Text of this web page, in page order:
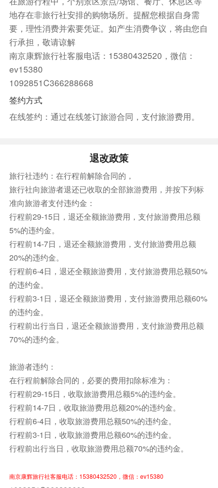
第12天
酒店内
乘车前往布达佩斯机场
由布达佩斯搭乘航班直飞返回上海。
（具体航班信息请在预定下一步中查看）
机上套餐
中餐：自理
晚餐：自理
住宿
夜宿飞机
第13天 上海❤
抵达上海，团队顺利结束！
请将您的护照、登机牌交予领队，以便递交领馆进
行销签工作。
餐饮
早餐：自理
住宿
无需住宿
地存在非旅行社安排的购物场所。提醒您根据自身需
要，理性消费并索要凭证。如产生消费争议，将由您自
行承担，敬请谅解
南京康辉旅行社客服电话：15380432520，微信：
ev15380
1092851C366288668
签约方式
在线签约：通过在线签订旅游合同，支付旅游费用。
退改政策
旅行社违约：在行程前解除合同的，
旅行社向旅游者退还已收取的全部旅游费用，并按下列标
准向旅游者支付违约金：
行程前29-15日，退还全额旅游费用，支付旅游费用总额
5%的违约金。
行程前14-7日，退还全额旅游费用，支付旅游费用总额
20%的违约金。
行程前6-4日，退还全额旅游费用，支付旅游费用总额50%
的违约金。
行程前3-1日，退还全额旅游费用，支付旅游费用总额60%
的违约金。
行程前出行当日，退还全额旅游费用，支付旅游费用总额
70%的违约金。
旅游者违约：
在行程前解除合同的，必要的费用扣除标准为：
行程前29-15日，收取旅游费用总额5%的违约金。
行程前14-7日，收取旅游费用总额20%的违约金。
行程前6-4日，收取旅游费用总额50%的违约金。
行程前3-1日，收取旅游费用总额60%的违约金。
行程前出行当日，收取旅游费用总额70%的违约金。
南京康辉旅行社客服电话：15380432520，微信：ev15380